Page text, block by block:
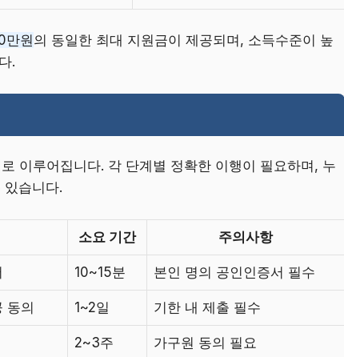
만원의 동일한 최대 지원금이 제공되며, 소득수준이 높
.
이루어집니다. 각 단계별 정확한 이행이 필요하며, 누
습니다.
소요 기간 주의사항
10~15분 본인 명의 공인인증서 필수
동의 1~2일 기한 내 제출 필수
2~3주 가구원 동의 필요